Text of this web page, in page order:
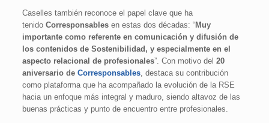
Caselles también reconoce el papel clave que ha
tenidoCorresponsables en estas dos décadas: “Muy
importante como referente en comunicación y difusión de
los contenidos de Sostenibilidad, y especialmente en el
aspecto relacional de profesionales”. Con motivo del20
aniversario deCorresponsables , destaca su contribución
como plataforma que ha acompañado la evolución de la RSE
hacia un enfoque más integral y maduro, siendo altavoz de las
buenas prácticas y punto de encuentro entre profesionales.